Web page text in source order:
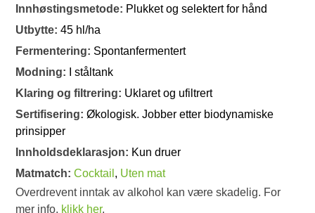
Innhøstingsmetode: Plukket og selektert for hånd
Utbytte:45 hl/ha
Fermentering: Spontanfermentert
Modning:
I ståltank
Klaring og filtrering: Uklaret og ufiltrert
Sertifisering:Økologisk. Jobber etter biodynamiske
prinsipper
Innholdsdeklarasjon: Kun druer
Matmatch:Cocktail , Uten mat
Overdrevent inntak av alkohol kan være skadelig. For
mer info, klikk her.